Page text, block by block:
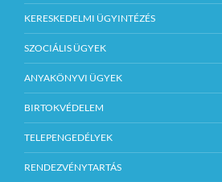
KERESKEDELMI ÜGYINTÉZÉS
SZOCIÁLIS ÜGYEK
ANYAKÖNYVI ÜGYEK
BIRTOKVÉDELEM
TELEPENGEDÉLYEK
RENDEZVÉNYTARTÁS